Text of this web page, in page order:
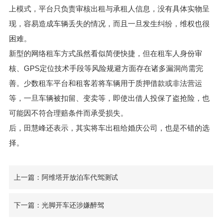
上模式，平台只负责审核出租与承租人信息，没有具体实物呈
现，容易造成车辆丢失的情况，而且一旦发生纠纷，维权也很
困难。
新型的网络租车方式虽然看似简便快捷，但在租车人身份审
核、GPS定位技术手段等风险规避方面存在诸多漏洞尚需完
善。少数租车平台和租客若将车辆用于质押借款或非法营运
等，一旦车辆被扣留、变卖等，即使出借人投保了盗抢险，也
可能因不符合理赔条件而承受损失。
后，田慧峰还表示，其实将车出租给婚庆公司，也是不错的选
择。
上一篇：阿维塔开放泊车代驾测试
下一篇：光脚开车还涉嫌醉驾